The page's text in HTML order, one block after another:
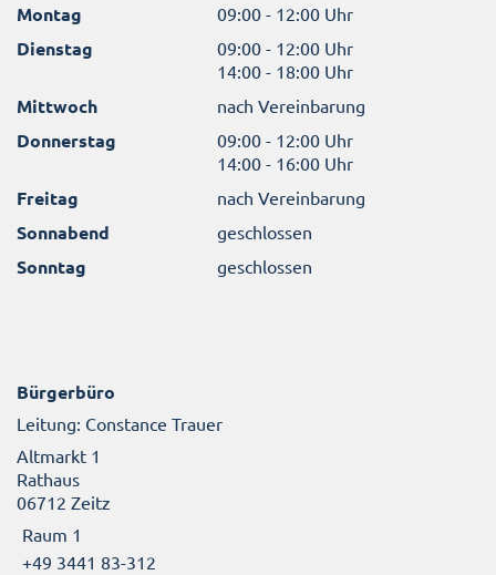
Montag 09:00 - 12:00 Uhr
Dienstag
09:00 - 12:00 Uhr
14:00 - 18:00 Uhr
Mittwoch nach Vereinbarung
Donnerstag
09:00 - 12:00 Uhr
14:00 - 16:00 Uhr
Freitag nach Vereinbarung
Sonnabend geschlossen
Sonntag geschlossen
Bürgerbüro
Leitung: Constance Trauer
Altmarkt 1
Rathaus
06712 Zeitz
Raum 1
+49 3441 83-312